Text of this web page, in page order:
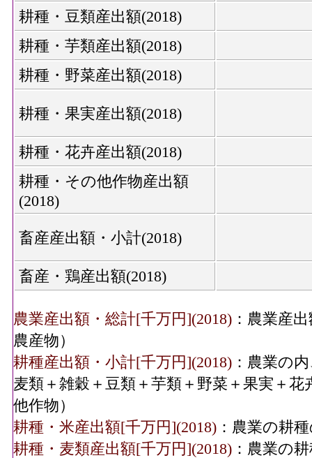
耕種・豆類産出額(2018)
耕種・芋類産出額(2018)
耕種・野菜産出額(2018)
耕種・果実産出額(2018)
耕種・花卉産出額(2018)
耕種・その他作物産出額
(2018)
畜産産出額・小計(2018)
畜産・鶏産出額(2018)
農業産出額・総計[千万円](2018) ：農業産
農産物）
耕種産出額・小計[千万円](2018) ：農業の
麦類＋雑穀＋豆類＋芋類＋野菜＋果実＋
他作物）
耕種・米産出額[千万円](2018) ：農業の耕
耕種・麦類産出額[千万円](2018) ：農業の